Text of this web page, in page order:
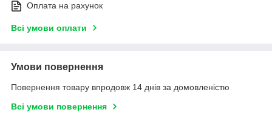
Оплата на рахунок
Всі умови оплати
Умови повернення
Повернення товару впродовж 14 днів за домовленістю
Всі умови повернення